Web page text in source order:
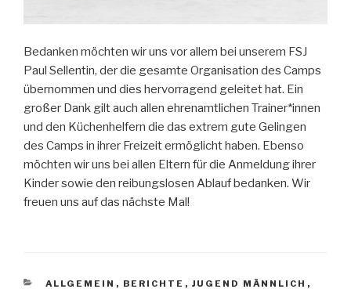
Bedanken möchten wir uns vor allem bei unserem FSJ
Paul Sellentin, der die gesamte Organisation des Camps
übernommen und dies hervorragend geleitet hat. Ein
großer Dank gilt auch allen ehrenamtlichen Trainer*innen
und den Küchenhelfern die das extrem gute Gelingen
des Camps in ihrer Freizeit ermöglicht haben. Ebenso
möchten wir uns bei allen Eltern für die Anmeldung ihrer
Kinder sowie den reibungslosen Ablauf bedanken. Wir
freuen uns auf das nächste Mal!
ALLGEMEIN , BERICHTE , JUGEND MÄNNLICH ,